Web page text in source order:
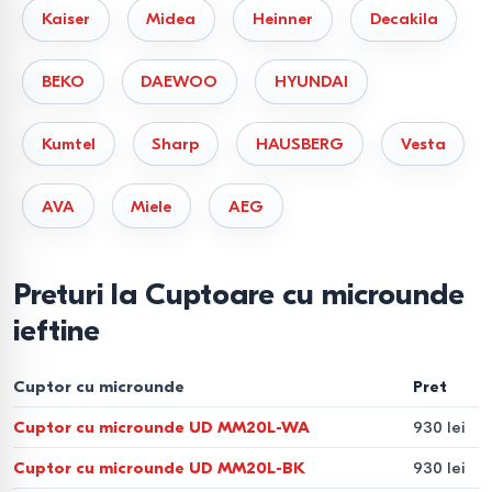
Tehnologii moderne în
cuptoarele cu microunde
uniform.
Auto Cook— programe automate pentru mâncăruri
populare.
Eco Mode
— consum redus de energie în modul
utilizare.
Cum să alegeți un cuptor cu
microunde
Kaiser Midea Heinner Decakila
BEKO DAEWOO HYUNDAI
Kumtel Sharp HAUSBERG Vesta
AVA Miele AEG
Preturi la Cuptoare cu microunde
ieftine
Cuptor cu microunde Pret
Cuptor cu microunde UD MM20L-WA 930 lei
Cuptor cu microunde UD MM20L-BK 930 lei